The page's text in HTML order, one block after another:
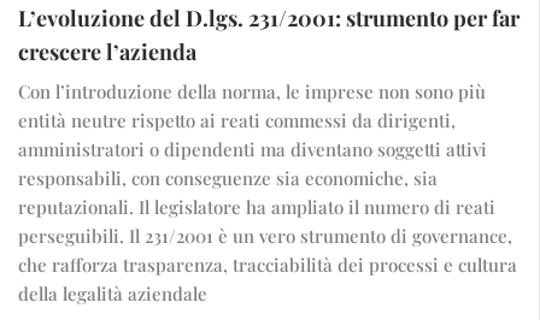
L’evoluzione del D.lgs. 231/2001: strumento per far
crescere l’azienda
Con l’introduzione della norma, le imprese non sono più
entità neutre rispetto ai reati commessi da dirigenti,
amministratori o dipendenti ma diventano soggetti attivi
responsabili, con conseguenze sia economiche, sia
reputazionali. Il legislatore ha ampliato il numero di reati
perseguibili. Il 231/2001 è un vero strumento di governance,
che rafforza trasparenza, tracciabilità dei processi e cultura
della legalità aziendale